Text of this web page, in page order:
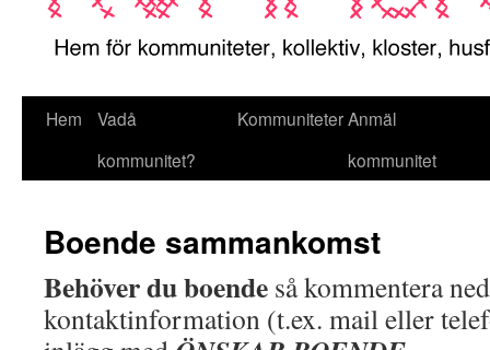
Hem
Vadå
kommunitet?
KommuniteterAnmäl
kommunitet
Boende sammankomst
Behöver du boende så kommentera
kontaktinformation (t.ex. mail eller